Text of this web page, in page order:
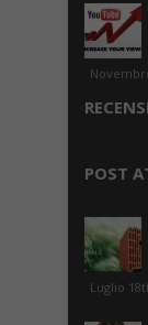
POST
Luglio